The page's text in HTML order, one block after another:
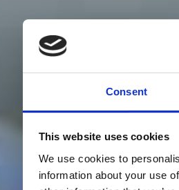
Consent
This website uses cookies
We use cookies to
information about your use